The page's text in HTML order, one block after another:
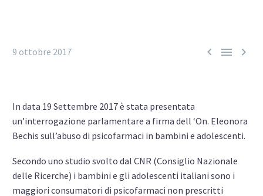
  
9 ottobre 2017
In data 19 Settembre 2017 è stata presentata
un’interrogazione parlamentare a firma dell ‘On. Eleonora
Bechis sull’abuso di psicofarmaci in bambini e adolescenti.
Secondo uno studio svolto dal CNR (Consiglio Nazionale
delle Ricerche) i bambini e gli adolescenti italiani sono i
maggiori consumatori di psicofarmaci non prescritti